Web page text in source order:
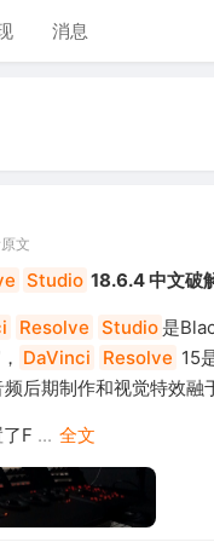
消息
文
Studio 18.6.4 中文破
Resolve Studio 是
DaVinci Resolve 15
后期制作和视觉特效融
F ... 全文